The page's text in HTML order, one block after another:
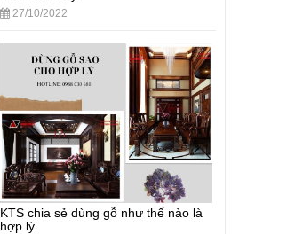
27/10/2022
KTS chia sẻ dùng gỗ như thế nào là
hợp lý.